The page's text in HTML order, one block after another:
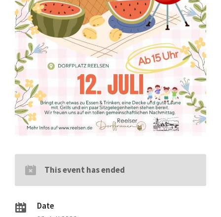
This event has ended
Date